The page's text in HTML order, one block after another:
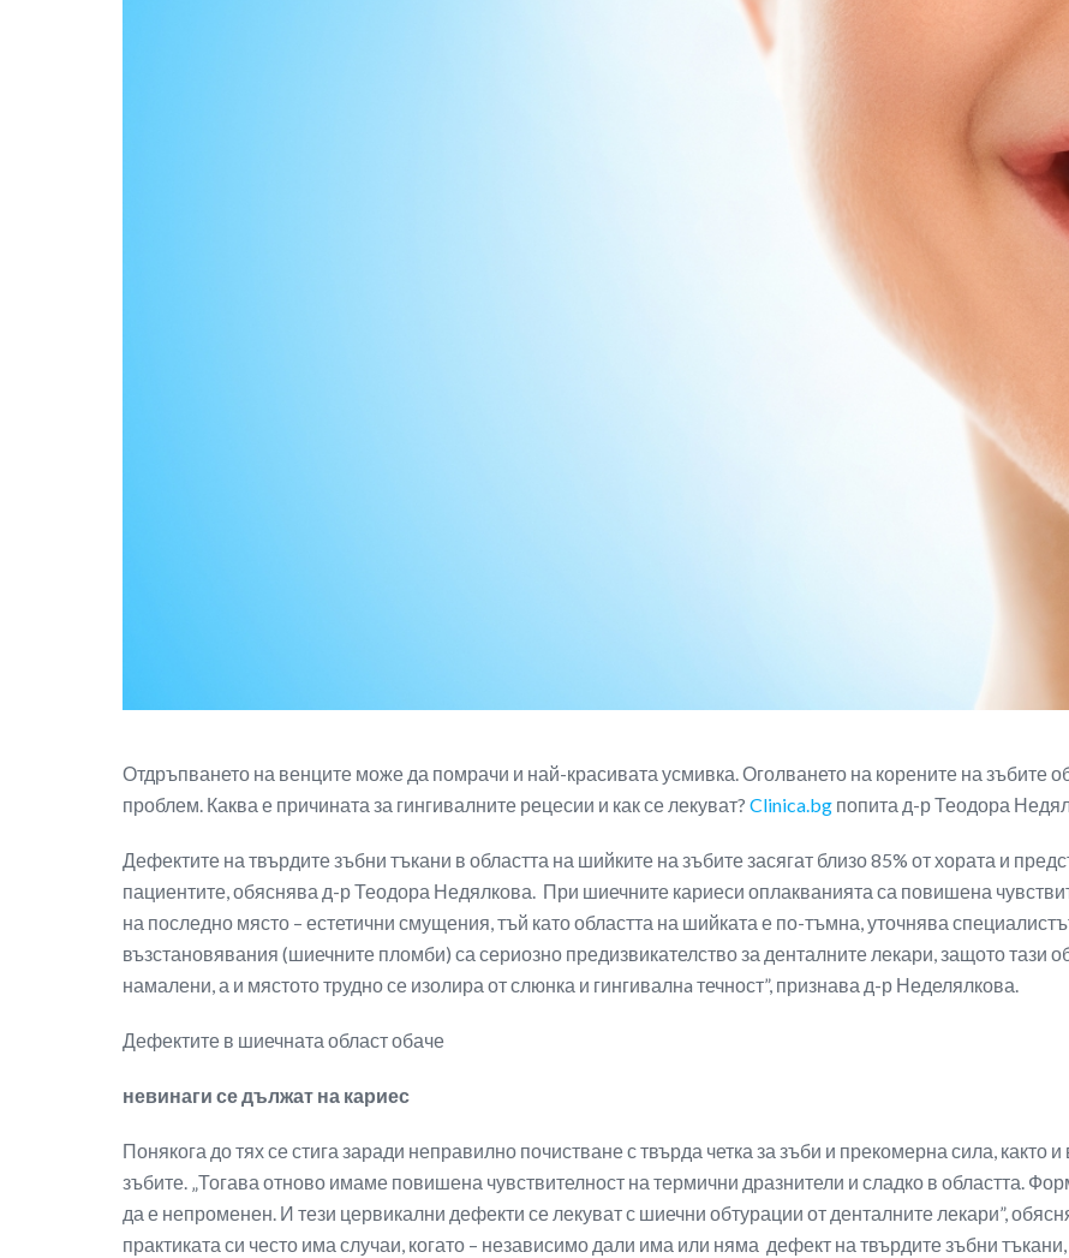
Отдръпването на венците може да помрачи и най-красивата усмивка. Оголването на корените на зъбите
проблем. Каква е причината за гингивалните рецесии и как се лекуват? Clinica.bg попита д-р Теодора
Дефектите на твърдите зъбни тъкани в областта на шийките на зъбите засягат близо 85% от хората и
пациентите, обяснява д-р Теодора Недялкова. При шиечните кариеси оплакванията са повишена
на последно място – естетични смущения, тъй като областта на шийката е по-тъмна, уточнява
възстановявания (шиечните пломби) са сериозно предизвикателство за денталните лекари, защото тази
намалени, а и мястото трудно се изолира от слюнка и гингивалнa течност”, признава д-р Неделялкова.
Дефектите в шиечната област обаче
невинаги се дължат на кариес
Понякога до тях се стига заради неправилно почистване с твърда четка за зъби и прекомерна сила, както
зъбите. „Тогава отново имаме повишена чувствителност на термични дразнители и сладко в областта.
да е непроменен. И тези цервикални дефекти се лекуват с шиечни обтурации от денталните лекари”,
практиката си често има случаи, когато – независимо дали има или няма дефект на твърдите зъбни